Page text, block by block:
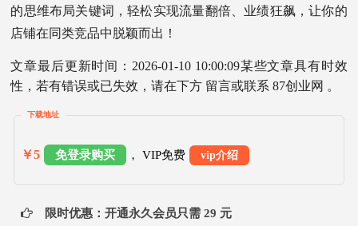
的思维布局关键词，轻松实现流量翻倍、业绩狂飙，让你的
店铺在同类竞品中脱颖而出！
文章最后更新时间：2026-01-10 10:00:09某些文章具有时效
性，若有错误或已失效，请在下方 留言或联系 87创业网 。
下载地址
￥5 免登录购买 ， VIP免费 vip介绍
限时优惠：开通永久会员只需 29 元